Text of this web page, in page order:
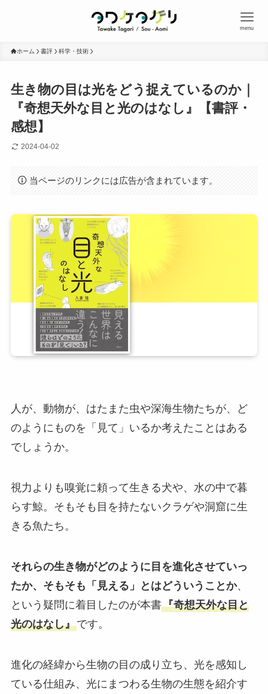
menu
ホーム 書評 科学・技術
生き物の目は光をどう捉えているのか｜
『奇想天外な目と光のはなし』【書評・
感想】
2024-04-02
当ページのリンクには広告が含まれています。
人が、動物が、はたまた虫や深海生物たちが、ど
のようにものを「見て」いるか考えたことはある
でしょうか。
視力よりも嗅覚に頼って生きる犬や、水の中で暮
らす鯨。そもそも目を持たないクラゲや洞窟に生
きる魚たち。
それらの生き物がどのように目を進化させていっ
たか、そもそも「見える」とはどういうことか、
という疑問に着目したのが本書『奇想天外な目と
光のはなし』です。
進化の経緯から生物の目の成り立ち、光を感知し
ている仕組み、光にまつわる生物の生態を紹介す